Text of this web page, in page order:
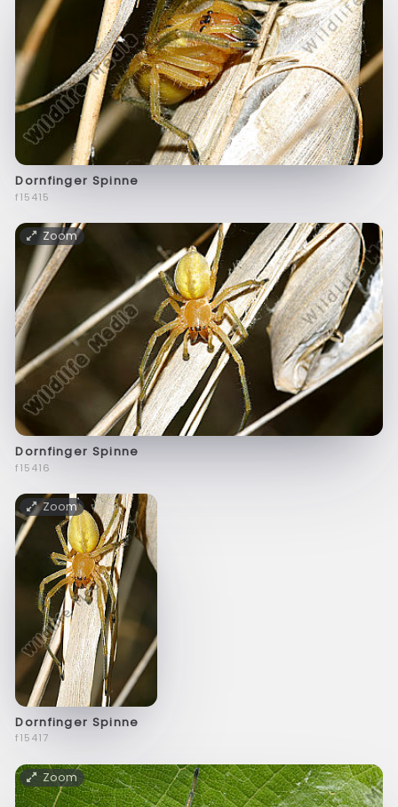
Dornfinger Spinne
f15415
Zoom
Dornfinger Spinne
f15416
Zoom
Dornfinger Spinne
f15417
Zoom